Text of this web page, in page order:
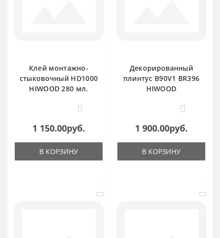
Клей монтажно-
стыковочный HD1000
HIWOOD 280 мл.
0
1 150.00руб.
В КОРЗИНУ
Декорированный
плинтус B90V1 BR396
HIWOOD
0
1 900.00руб.
В КОРЗИНУ